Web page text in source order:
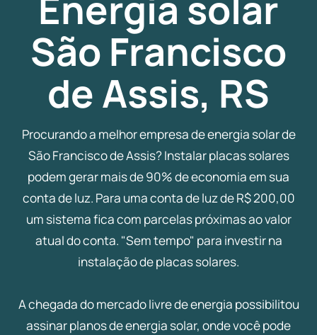
São Francisco
de Assis, RS
Procurando a melhor empresa de energia solar de
São Francisco de Assis? Instalar placas solares
podem gerar mais de 90% de economia em sua
conta de luz. Para uma conta de luz de R$ 200,00
um sistema fica com parcelas próximas ao valor
atual do conta. "Sem tempo" para investir na
instalação de placas solares.
A chegada do mercado livre de energia possibilitou
assinar planos de energia solar, onde você pode